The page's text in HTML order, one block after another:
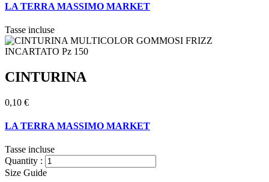
LA TERRA MASSIMO MARKET
Tasse incluse
CINTURINA
0,10 €
LA TERRA MASSIMO MARKET
Tasse incluse
Quantity :
Size Guide